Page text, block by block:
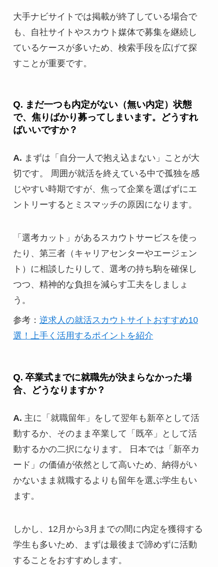
大手ナビサイトでは掲載が終了している場合で
も、自社サイトやスカウト媒体で募集を継続し
ているケースが多いため、検索手段を広げて探
すことが重要です。
Q. まだ一つも内定がない（無い内定）状態
で、焦りばかり募ってしまいます。どうすれ
ばいいですか？
A. まずは「自分一人で抱え込まない」ことが大
切です。 周囲が就活を終えている中で孤独を感
じやすい時期ですが、焦って企業を選ばずにエ
ントリーするとミスマッチの原因になります。
「選考カット」があるスカウトサービスを使っ
たり、第三者（キャリアセンターやエージェン
ト）に相談したりして、選考の持ち駒を確保し
つつ、精神的な負担を減らす工夫をしましょ
う。
参考： 逆求人の就活スカウトサイトおすすめ10
選！上手く活用するポイントを紹介
Q. 卒業式までに就職先が決まらなかった場
合、どうなりますか？
A. 主に「就職留年」をして翌年も新卒として活
動するか、そのまま卒業して「既卒」として活
動するかの二択になります。 日本では「新卒カ
ード」の価値が依然として高いため、納得がい
かないまま就職するよりも留年を選ぶ学生もい
ます。
しかし、12月から3月までの間に内定を獲得する
学生も多いため、まずは最後まで諦めずに活動
することをおすすめします。